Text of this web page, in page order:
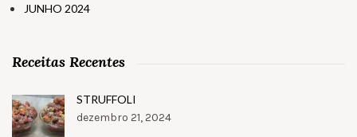
JUNHO 2024
Receitas Recentes
STRUFFOLI
dezembro 21, 2024